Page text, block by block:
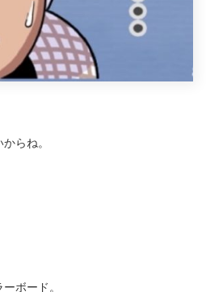
らね。
ボード。